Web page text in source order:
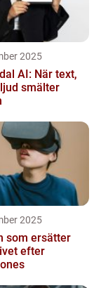
2025
AI: När text,
smälter
2025
som ersätter
efter